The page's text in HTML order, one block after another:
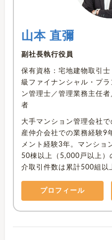
山本 直彌
副社長執行役員
保有資格：宅地建物取引
級ファイナンシャル・プ
ン管理士／管理業務主任
者
大手マンション管理会社
産仲介会社での業務経験9
メント経験3年。マンショ
50棟以上（5,000戸以上）
介取引件数は累計500組以
プロフィール